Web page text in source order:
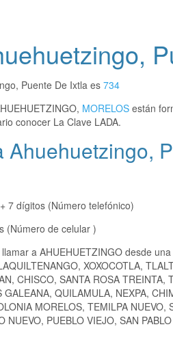
Puente De Ixtla es 734
MORELOS están
conocer La Clave LADA.
Ahuehuetzingo,
7 dígitos (Número telefónico)
(Número de celular )
a AHUEHUETZINGO desde
XOXOCOTLA,
CHISCO, SANTA ROSA
GALEANA, QUILAMULA, NEXPA,
MORELOS, TEMILPA
NUEVO, PUEBLO VIEJO, SAN